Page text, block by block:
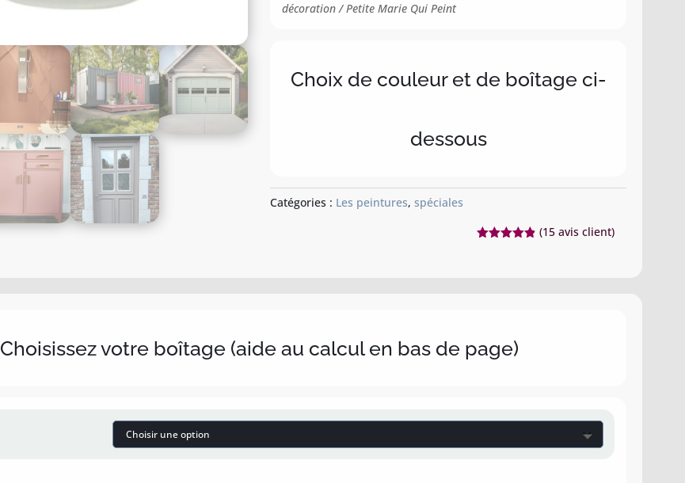
décoration / Petite Marie Qui Peint
Choix de couleur et de boîtage ci-
dessous
Catégories : Les peintures,spéciales
(15 avis client)
Choisissez votre boîtage (aide au calcul en bas de page)